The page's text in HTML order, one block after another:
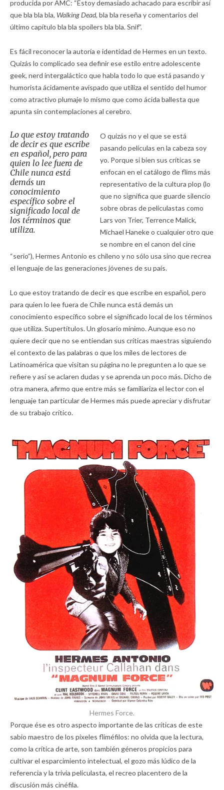
producida por AMC: “Estoy demasiado achacado para escribir así
que bla bla bla, Walking Dead, bla bla reseña y comentarios del
último capítulo bla bla spoilers bla bla. Snif”.
Es fácil reconocer la autoría e identidad de Hermes en un texto.
Quizás lo complicado sea definir ese estilo entre adolescente
geek, nerd intergaláctico que habla todo lo que está pasando y
humorista ácidamente avispado que utiliza el sentido del humor
como atractivo plumaje lo mismo que como ácida ballesta que
apunta sin contemplaciones al cerebro.
Lo que estoy tratando
de decir es que escribe
en español, pero para
quien lo lee fuera de
Chile nunca está
demás un
conocimiento
específico sobre el
significado local de
los términos que
utiliza.
O quizás no y el que se está
pasando películas en la cabeza soy
yo. Porque si bien sus críticas se
enfocan en el catálogo de flims más
representativo de la cultura plop (lo
que no significa que guarde silencio
sobre obras de peliculastas como
Lars von Trier, Terrence Malick,
Michael Haneke o cualquier otro que
se nombre en el canon del cine
“serio”), Hermes Antonio es chileno y no sólo usa sino que recrea
el lenguaje de las generaciones jóvenes de su país.
Lo que estoy tratando de decir es que escribe en español, pero
para quien lo lee fuera de Chile nunca está demás un
conocimiento específico sobre el significado local de los términos
que utiliza. Supertítulos. Un glosario mínimo. Aunque eso no
quiere decir que no se entiendan sus críticas maestras siguiendo
el contexto de las palabras o que los miles de lectores de
Latinoamérica que visitan su página no le pregunten a lo que se
refiere y así se aclaren dudas y se aprenda un poco más. Dicho de
otra manera, afirmo que entre más se familiariza el lector con el
lenguaje tan particular de Hermes más puede apreciar y disfrutar
de su trabajo crítico.
Hermes Force.
Porque ése es otro aspecto importante de las críticas de este
sabio maestro de los pixeles fliméfilos: no olvida que la lectura,
como la crítica de arte, son también géneros propicios para
cultivar el esparcimiento intelectual, el gozo más lúdico de la
referencia y la trivia peliculasta, el recreo placentero de la
discusión más cinéfila.